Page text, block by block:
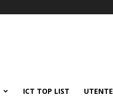
ICT TOP LIST UTENTE